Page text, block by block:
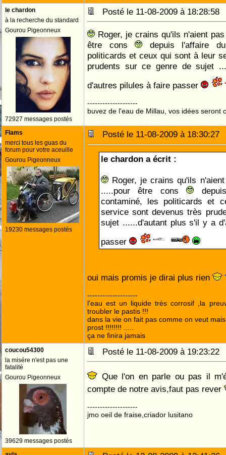
le chardon
à la recherche du standard
Gourou Pigeonneux
72927 messages postés
Posté le 11-08-2009 à
Roger, je crains qu'ils n'aient
être cons
depuis l'affaire
politicards et ceux qui sont à leur
prudents sur ce genre de sujet
d'autres pilules à faire passer
--------------------
buvez de l'eau de Millau, vos idées seront
Flams
merci tous les guas du
forum pour votre aceuille
Gourou Pigeonneux
19230 messages postés
Posté le 11-08-2009 à
le chardon a écrit :
Roger, je crains qu'ils
.....pour être cons
contaminé, les politicards et
service sont devenus très
sujet ......d'autant plus s'il y a
passer
oui mais promis je dirai plus rien
--------------------
l'eau est un liquide très corrosif ,la
troubler le pastis !!!
dans la vie on fait pas comme on veut
prost !!!!!!!! .....
ça ne finira jamais
coucou54300
la misére n'est pas une
fatalité
Gourou Pigeonneux
39629 messages postés
Posté le 11-08-2009 à
Que l'on en parle ou pas il
compte de notre avis,faut pas rever
--------------------
jmo oeil de fraise,criador lusitano